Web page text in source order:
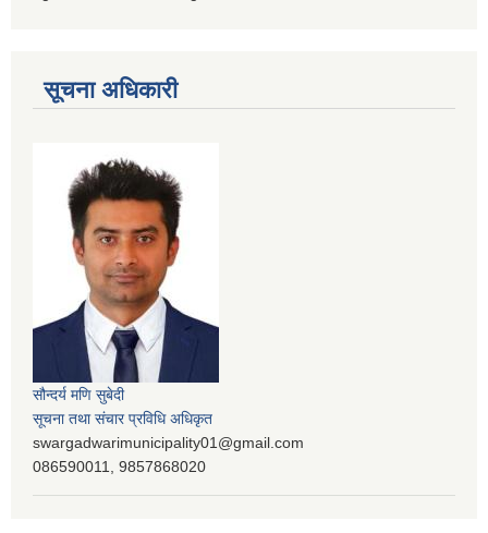
सूचना अधिकारी
सौन्दर्य मणि सुबेदी
सूचना तथा संचार प्रविधि अधिकृत
swargadwarimunicipality01@gmail.com
086590011, 9857868020